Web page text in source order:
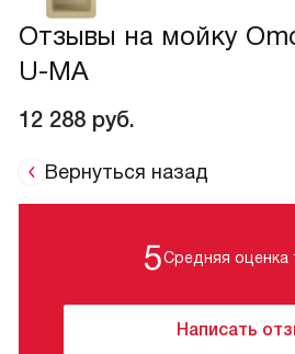
Отзывы на мойку
U-MA
12 288 руб.
Вернуться назад
5Средняя оценка
Написать